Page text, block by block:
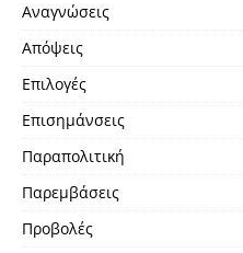
Αναγνώσεις
Απόψεις
Επιλογές
Επισημάνσεις
Παραπολιτική
Παρεμβάσεις
Προβολές